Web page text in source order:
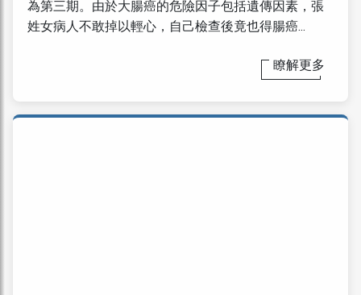
為第三期。由於大腸癌的危險因子包括遺傳因素，張
姓女病人不敢掉以輕心，自己檢查後竟也得腸癌...
瞭解更多